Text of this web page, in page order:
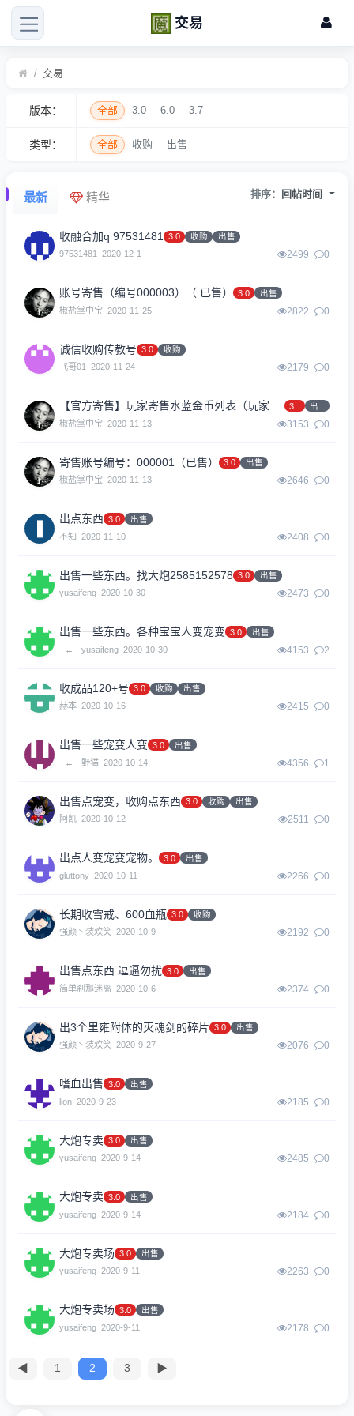
交易
/ 交易
版本： 全部 3.0 6.0 3.7
类型： 全部 收购 出售
最新 精华 排序： 回帖时间
收融合加q 97531481 3.0 收购
出售
97531481
2020-12-1 2499 0
账号寄售（编号000003）（ 已售） 3.0
出售
椒盐掌中宝 2020-11-25 2822 0
诚信收购传教号 3.0
收购
飞哥01
2020-11-24 2179 0
【官方寄售】玩家寄售水蓝金币列表（玩家可以购买）
椒盐掌中宝 2020-11-13 3153 0
寄售账号编号：000001（已售） 3.0
出售
椒盐掌中宝 2020-11-13 2646 0
出点东西 3.0
出售
不知 2020-11-10 2408 0
出售一些东西。找大炮2585152578 3.0
出售
yusaifeng 2020-10-30 2473 0
出售一些东西。各种宝宝人变宠变 3.0
出售
←
yusaifeng 2020-10-30 4153 2
收成品120+号 3.0 收购
出售
赫本 2020-10-16 2415 0
出售一些宠变人变 3.0
出售
←
野猫 2020-10-14 4356 1
出售点宠变，收购点东西 3.0 收购
出售
阿凯
2020-10-12 2511 0
出点人变宠变宠物。 3.0
出售
gluttony 2020-10-11 2266 0
长期收雪戒、600血瓶 3.0
收购
强颜丶装欢笑 2020-10-9 2192 0
出售点东西 逗逼勿扰 3.0
出售
简单刹那迷离 2020-10-6 2374 0
出3个里雍附体的灭魂剑的碎片 3.0
出售
强颜丶装欢笑 2020-9-27 2076 0
嗜血出售 3.0
出售
lion 2020-9-23 2185 0
大炮专卖 3.0
出售
yusaifeng 2020-9-14 2485 0
大炮专卖 3.0
出售
yusaifeng 2020-9-14 2184 0
大炮专卖场 3.0
出售
yusaifeng 2020-9-11 2263 0
大炮专卖场 3.0
出售
yusaifeng 2020-9-11 2178 0
◀ 1 2 3 ▶